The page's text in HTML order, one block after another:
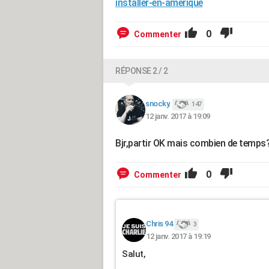
installer-en-amerique
Commenter 0
RÉPONSE 2 / 2
snocky. 147
12 janv. 2017 à 19:09
Bjr,partir OK mais combien de
Commenter 0
Chris 94 3
12 janv. 2017 à 19:19
Salut,